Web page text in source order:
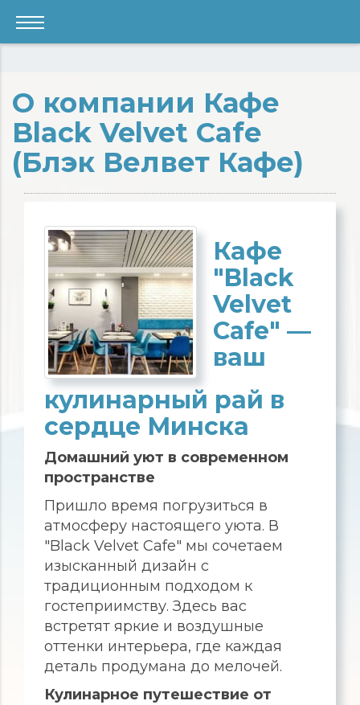
О компании Кафе
Black Velvet Cafe
(Блэк Велвет Кафе)
Кафе
"Black
Velvet
Cafe" —
ваш
кулинарный рай в
сердце Минска
Домашний уют в современном
пространстве
Пришло время погрузиться в
атмосферу настоящего уюта. В
"Black Velvet Cafe" мы сочетаем
изысканный дизайн с
традиционным подходом к
гостеприимству. Здесь вас
встретят яркие и воздушные
оттенки интерьера, где каждая
деталь продумана до мелочей.
Кулинарное путешествие от